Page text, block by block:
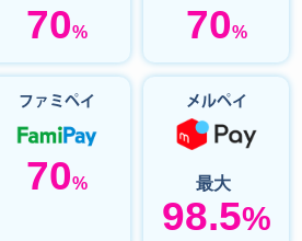
70% 70%
ファミペイ
70%
メルペイ
最大
98.5%